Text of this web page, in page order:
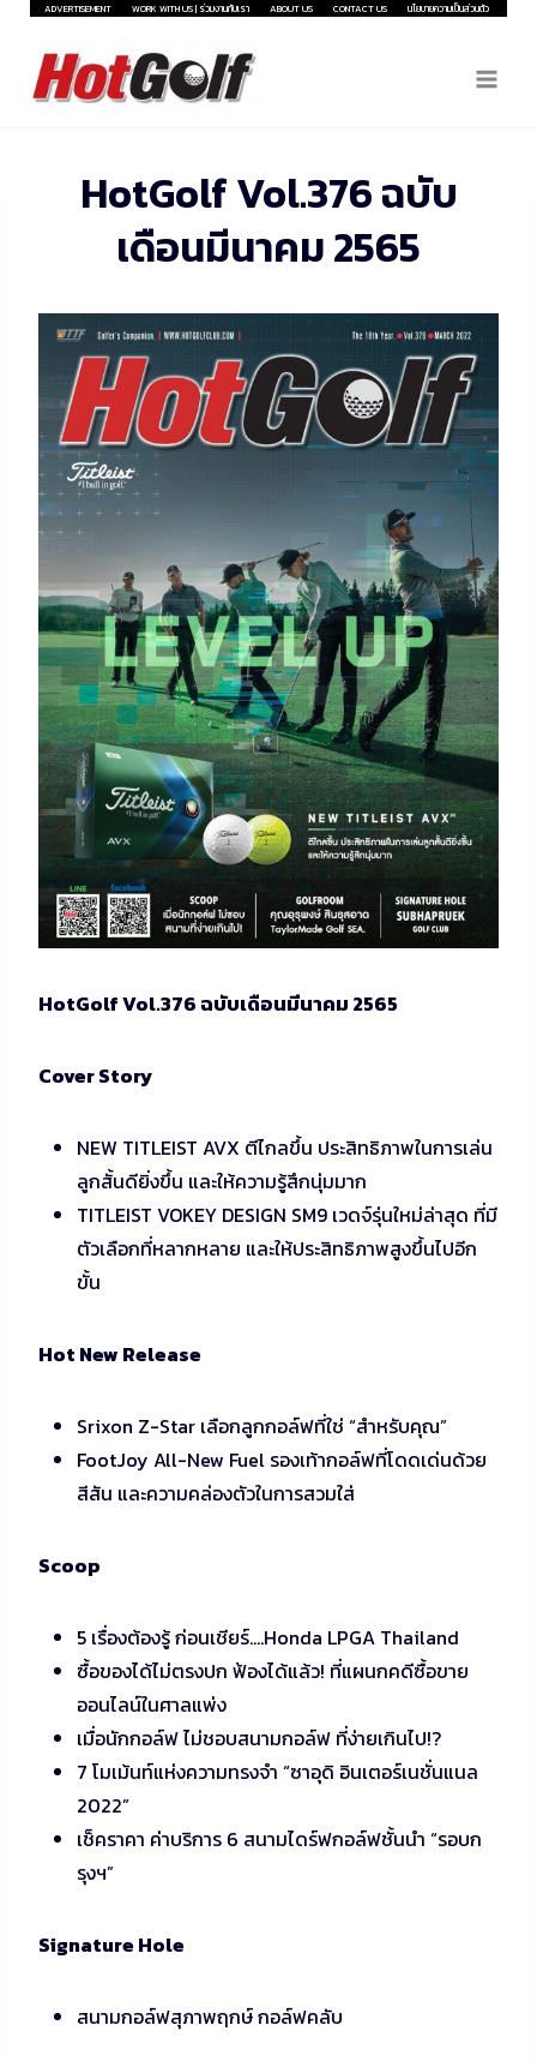
Skip
content
ADVERTISEMENT WORK WITH US | ร่วมงานกับเรา ABOUT US CONTACT US นโยบายความเป็นส่วนตัว
HotGolf Vol.376 ฉบับ
เดือนมีนาคม 2565
HotGolf Vol.376 ฉบับเดือนมีนาคม 2565
Cover Story
NEW TITLEIST AVX ตีไกลขึ้น ประสิทธิภาพในการเล่น
ลูกสั้นดียิ่งขึ้น และให้ความรู้สึกนุ่มมาก
TITLEIST VOKEY DESIGN SM9 เวดจ์รุ่นใหม่ล่าสุด ที่มี
ตัวเลือกที่หลากหลาย และให้ประสิทธิภาพสูงขึ้นไปอีก
ขั้น
Hot New Release
Srixon Z-Star เลือกลูกกอล์ฟที่ใช่ “สำหรับคุณ”
FootJoy All-New Fuel รองเท้ากอล์ฟที่โดดเด่นด้วย
สีสัน และความคล่องตัวในการสวมใส่
Scoop
5 เรื่องต้องรู้ ก่อนเชียร์….Honda LPGA Thailand
ซื้อของได้ไม่ตรงปก ฟ้องได้แล้ว! ที่แผนกคดีซื้อขาย
ออนไลน์ในศาลแพ่ง
เมื่อนักกอล์ฟ ไม่ชอบสนามกอล์ฟ ที่ง่ายเกินไป!?
7 โมเม้นท์แห่งความทรงจำ “ซาอุดิ อินเตอร์เนชั่นแนล
2022”
เช็คราคา ค่าบริการ 6 สนามไดร์ฟกอล์ฟชั้นนำ “รอบก
รุงฯ”
Signature Hole
สนามกอล์ฟสุภาพฤกษ์ กอล์ฟคลับ